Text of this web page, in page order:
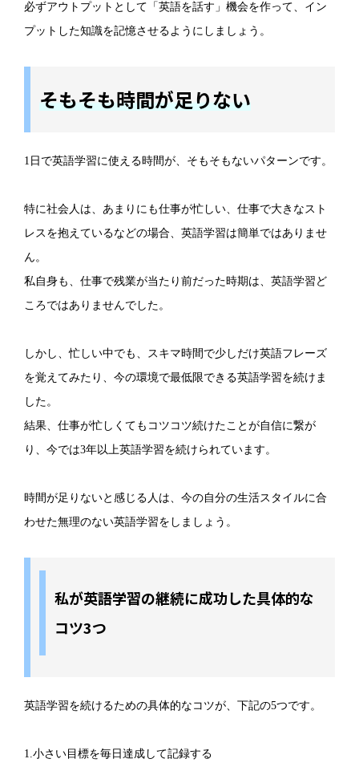
必ずアウトプットとして「英語を話す」機会を作って、イン
プットした知識を記憶させるようにしましょう。
そもそも時間が足りない
1日で英語学習に使える時間が、そもそもないパターンです。
特に社会人は、あまりにも仕事が忙しい、仕事で大きなスト
レスを抱えているなどの場合、英語学習は簡単ではありませ
ん。
私自身も、仕事で残業が当たり前だった時期は、英語学習ど
ころではありませんでした。
しかし、忙しい中でも、スキマ時間で少しだけ英語フレーズ
を覚えてみたり、今の環境で最低限できる英語学習を続けま
した。
結果、仕事が忙しくてもコツコツ続けたことが自信に繋が
り、今では3年以上英語学習を続けられています。
時間が足りないと感じる人は、今の自分の生活スタイルに合
わせた無理のない英語学習をしましょう。
私が英語学習の継続に成功した具体的な
コツ3つ
英語学習を続けるための具体的なコツが、下記の5つです。
1.小さい目標を毎日達成して記録する